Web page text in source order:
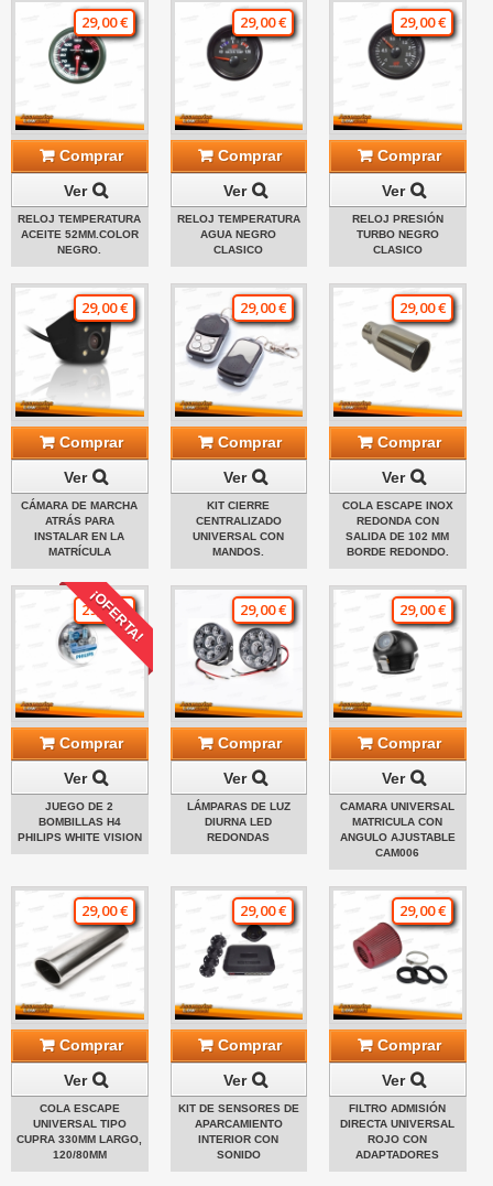
29,00 €
Comprar
Ver
RELOJ TEMPERATURA
ACEITE 52MM.COLOR
NEGRO.
29,00 €
Comprar
Ver
RELOJ TEMPERATURA
AGUA NEGRO
CLASICO
29,00 €
Comprar
Ver
RELOJ PRESIÓN
TURBO NEGRO
CLASICO
29,00 €
Comprar
Ver
CÁMARA DE MARCHA
ATRÁS PARA
INSTALAR EN LA
MATRÍCULA
29,00 €
Comprar
Ver
KIT CIERRE
CENTRALIZADO
UNIVERSAL CON
MANDOS.
29,00 €
Comprar
Ver
COLA ESCAPE INOX
REDONDA CON
SALIDA DE 102 MM
BORDE REDONDO.
¡OFERTA!
29,00 €
Comprar
Ver
JUEGO DE 2
BOMBILLAS H4
PHILIPS WHITE VISION
29,00 €
Comprar
Ver
LÁMPARAS DE LUZ
DIURNA LED
REDONDAS
29,00 €
Comprar
Ver
CAMARA UNIVERSAL
MATRICULA CON
ANGULO AJUSTABLE
CAM006
29,00 €
Comprar
Ver
COLA ESCAPE
UNIVERSAL TIPO
CUPRA 330MM LARGO,
120/80MM
29,00 €
Comprar
Ver
KIT DE SENSORES DE
APARCAMIENTO
INTERIOR CON
SONIDO
29,00 €
Comprar
Ver
FILTRO ADMISIÓN
DIRECTA UNIVERSAL
ROJO CON
ADAPTADORES